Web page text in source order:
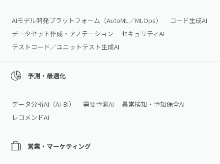
AIモデル開発プラットフォーム（AutoML／MLOps）
コード生成AI
データセット作成・アノテーション
セキュリティAI
テストコード／ユニットテスト生成AI
予測・最適化
データ分析AI（AI‑BI） 需要予測AI
異常検知・予知保全AI
レコメンドAI
営業・マーケティング